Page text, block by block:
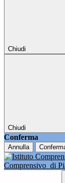
Chiudi
Chiudi
Conferma
Annulla
Comprensivo di